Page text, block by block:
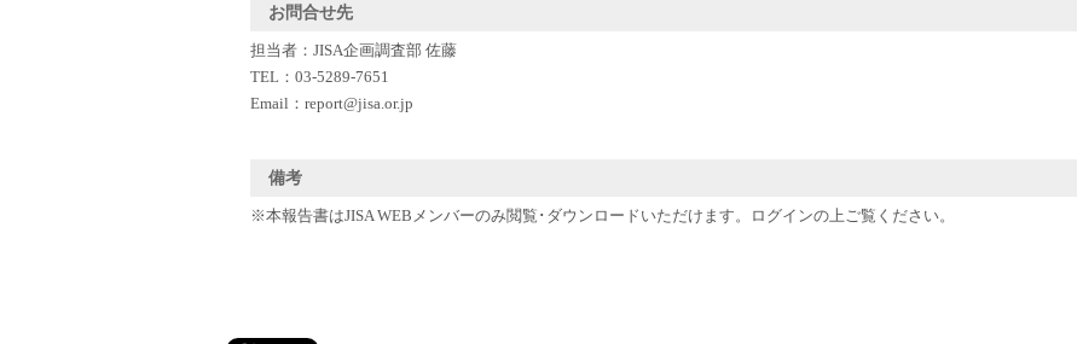
お問合せ先
担当者：JISA企画調査部 佐藤
TEL：03-5289-7651
Email：report@jisa.or.jp
備考
※本報告書はJISA WEBメンバーのみ閲覧･ダウンロードいただけます。ログインの上ご覧ください。